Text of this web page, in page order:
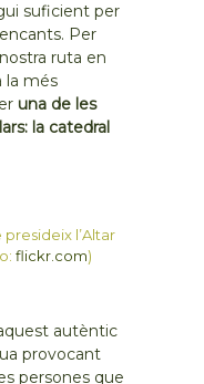
suficient per
Per
ruta en
la més
una de les
la catedral
l’Altar
flickr.com)
autèntic
provocant
persones que